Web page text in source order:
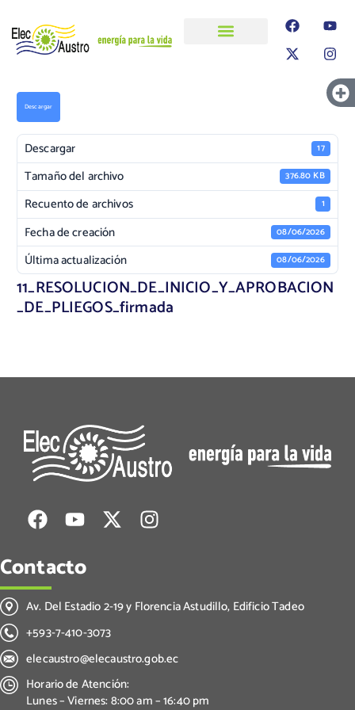
Descargar
Descargar 17
Tamaño del archivo 376.80 KB
Recuento de archivos 1
Fecha de creación 08/06/2026
Última actualización 08/06/2026
11_RESOLUCION_DE_INICIO_Y_APROBACION
_DE_PLIEGOS_firmada
Contacto
Av. Del Estadio 2-19 y Florencia Astudillo, Edificio Tadeo
+593-7-410-3073
elecaustro@elecaustro.gob.ec
Horario de Atención:
Lunes – Viernes: 8:00 am – 16:40 pm